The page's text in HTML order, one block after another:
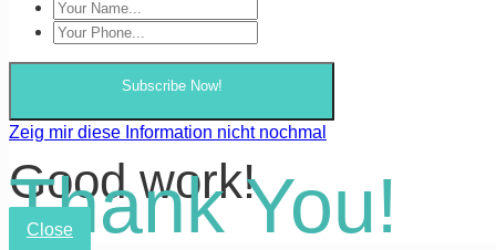
Subscribe Now!
Zeig mir diese Information nicht nochmal
Good work!
Thank You!
Close